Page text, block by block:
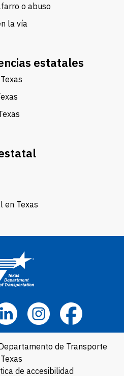
o abuso
la vía
estatales
en Texas
de Transporte
de accesibilidad